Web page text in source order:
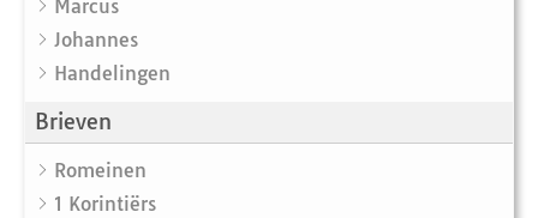
Marcus
Johannes
Handelingen
Brieven
Romeinen
1 Korintiërs